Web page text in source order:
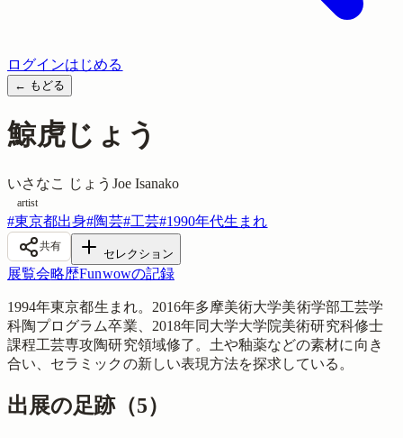
ログインはじめる
← もどる
鯨虎じょう
いさなこ じょう Joe Isanako
artist
#東京都出身#陶芸#工芸#1990年代生まれ
共有
セレクション
展覧会略歴Funwowの記録
1994年東京都生まれ。2016年多摩美術大学美術学部工芸学
科陶プログラム卒業、2018年同大学大学院美術研究科修士
課程工芸専攻陶研究領域修了。土や釉薬などの素材に向き
合い、セラミックの新しい表現方法を探求している。
出展の足跡（5）